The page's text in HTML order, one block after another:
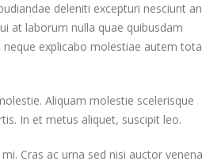
deleniti excepturi nesciunt
at laborum nulla quae quibusdam
explicabo molestiae autem
Aliquam molestie scelerisque
In et metus aliquet, suscipit leo.
Cras ac urna sed nisi auctor